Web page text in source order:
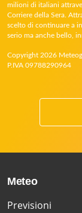
milioni di italiani
Corriere della Sera.
scelto di continuare a
serio ma anche bello,
Copyright 2026
P.IVA 09788290964
Meteo
Previsioni